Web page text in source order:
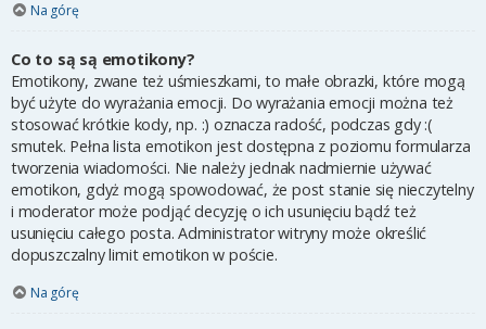
Na górę
Co to są są emotikony?
Emotikony, zwane też uśmieszkami, to małe obrazki, które mogą
być użyte do wyrażania emocji. Do wyrażania emocji można też
stosować krótkie kody, np. :) oznacza radość, podczas gdy :(
smutek. Pełna lista emotikon jest dostępna z poziomu formularza
tworzenia wiadomości. Nie należy jednak nadmiernie używać
emotikon, gdyż mogą spowodować, że post stanie się nieczytelny
i moderator może podjąć decyzję o ich usunięciu bądź też
usunięciu całego posta. Administrator witryny może określić
dopuszczalny limit emotikon w poście.
Na górę